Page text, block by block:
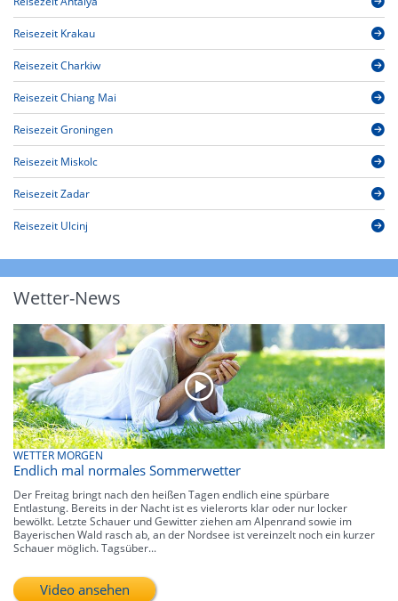
Reisezeit Krakau
Reisezeit Charkiw
Reisezeit Chiang Mai
Reisezeit Groningen
Reisezeit Miskolc
Reisezeit Zadar
Reisezeit Ulcinj
Wetter-News
WETTER MORGEN
Endlich mal normales Sommerwetter
Der Freitag bringt nach den heißen Tagen endlich eine spürbare
Entlastung. Bereits in der Nacht ist es vielerorts klar oder nur locker
bewölkt. Letzte Schauer und Gewitter ziehen am Alpenrand sowie im
Bayerischen Wald rasch ab, an der Nordsee ist vereinzelt noch ein kurzer
Schauer möglich. Tagsüber...
Video ansehen